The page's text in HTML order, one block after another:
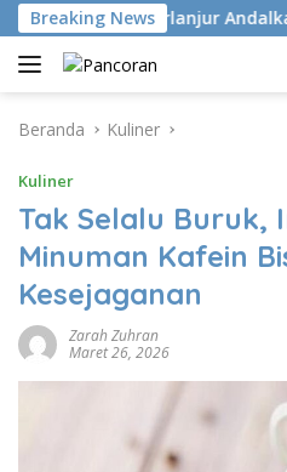
Langsung
ke
konten
Breaking News
Terlanjur Andalkan AI, Pria
Beranda Kuliner
Kuliner
Tak Selalu Buruk,
Minuman Kafein
Kesejaganan
Zarah Zuhran
Maret 26, 2026